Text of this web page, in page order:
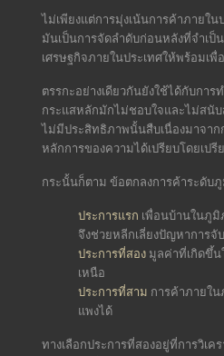
ไม่เพียงแต่การมุ่งเน้นการค้าภายใ
มันเป็นการจัดลำดับก่อนหลังที่จำเป็
เศรษฐกิจภายในประเทศให้พร้อมเพื่
ตรรกะอย่างเดียวกันยังใช้ได้กับกา
กระแสหลักมักไม่ชอบใจและไม่สนั
ไม่มีประสิทธิภาพนั้นสืบเนื่องมาจา
หลักการของความได้เปรียบโดยเปรี
กระนั้นก็ตาม ข้อตกลงการค้าระดับ
ประการแรก เพื่อนบ้านในภู
จึงช่วยหลีกเลี่ยงปัญหาการจั
ประการที่สอง มูลค่าที่เกิดขึ้
เหนือ
ประการที่สาม การค้าภายใน
แพงได้
ทางเลือกประการที่สองอยู่ที่การวิเ